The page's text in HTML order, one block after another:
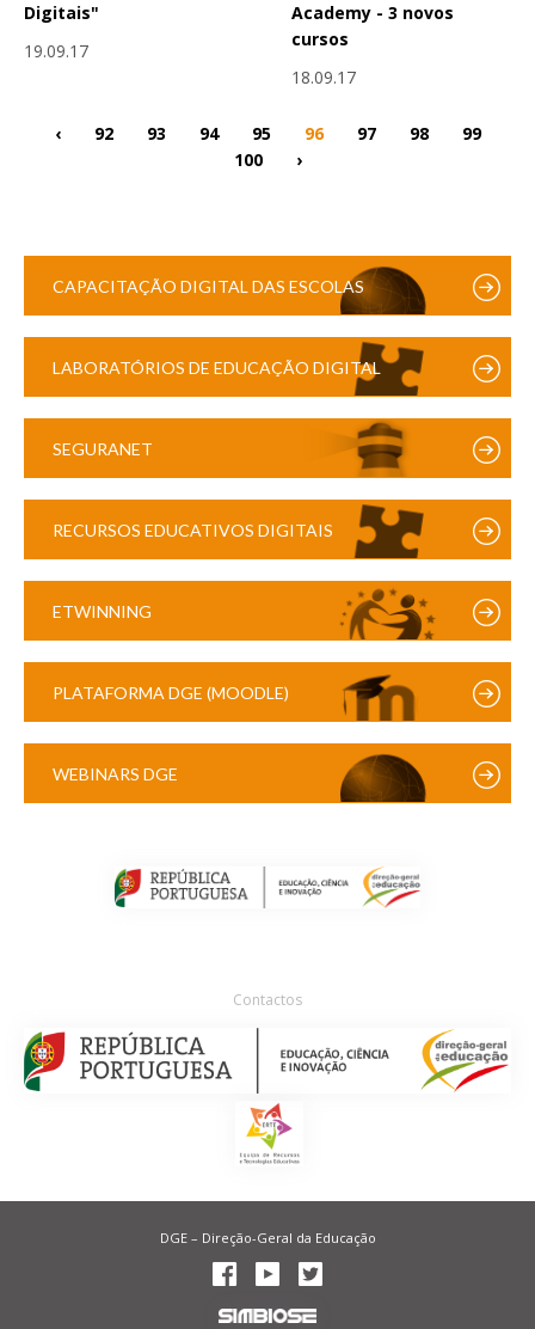
Digitais"
19.09.17
Academy - 3 novos
cursos
18.09.17
‹ 92 93 94 95 96 97 98
99
100
›
CAPACITAÇÃO DIGITAL DAS ESCOLAS
LABORATÓRIOS DE EDUCAÇÃO DIGITAL
SEGURANET
RECURSOS EDUCATIVOS DIGITAIS
ETWINNING
PLATAFORMA DGE (MOODLE)
WEBINARS DGE
Contactos
DGE – Direção-Geral da Educação